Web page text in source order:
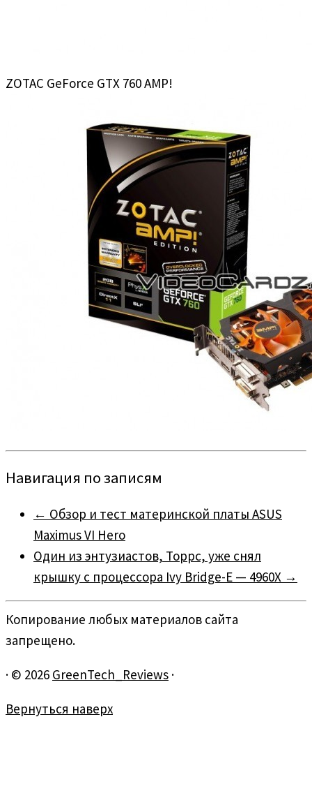
ZOTAC GeForce GTX 760 AMP!
Навигация по записям
← Обзор и тест материнской платы ASUS
Maximus VI Hero
Один из энтузиастов, Toppc, уже снял
крышку с процессора Ivy Bridge-E — 4960X →
Копирование любых материалов сайта
запрещено.
· © 2026 GreenTech_Reviews ·
Вернуться наверх